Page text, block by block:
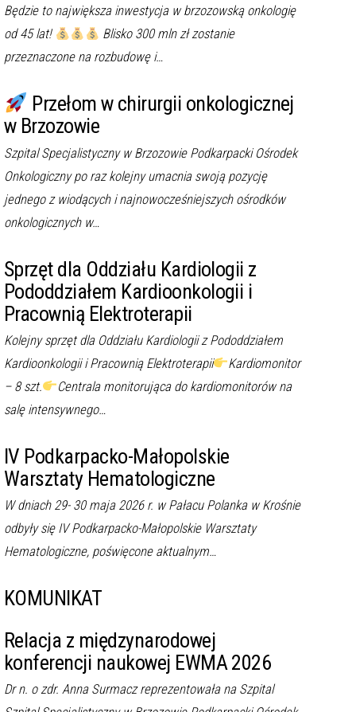
Będzie to największa inwestycja w brzozowską onkologię
od 45 lat!
Blisko 300 mln zł zostanie
przeznaczone na rozbudowę i…
Przełom w chirurgii onkologicznej
w Brzozowie
Szpital Specjalistyczny w Brzozowie Podkarpacki Ośrodek
Onkologiczny po raz kolejny umacnia swoją pozycję
jednego z wiodących i najnowocześniejszych ośrodków
onkologicznych w…
Sprzęt dla Oddziału Kardiologii z
Pododdziałem Kardioonkologii i
Pracownią Elektroterapii
Kolejny sprzęt dla Oddziału Kardiologii z Pododdziałem
Kardioonkologii i Pracownią Elektroterapii
Kardiomonitor
– 8 szt.
Centrala monitorująca do kardiomonitorów na
salę intensywnego…
IV Podkarpacko-Małopolskie
Warsztaty Hematologiczne
W dniach 29- 30 maja 2026 r. w Pałacu Polanka w Krośnie
odbyły się IV Podkarpacko-Małopolskie Warsztaty
Hematologiczne, poświęcone aktualnym…
KOMUNIKAT
Relacja z międzynarodowej
konferencji naukowej EWMA 2026
Dr n. o zdr. Anna Surmacz reprezentowała na Szpital